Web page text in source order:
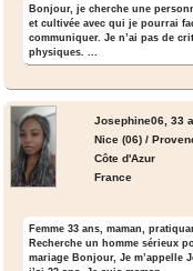
Bonjour, je cherche une
et cultivée avec qui je pourrai
communiquer. Je n’ai pas de
physiques. ...
Josephine06, 33
Nice (06) /
Côte d'Azur
France
Femme 33 ans, maman,
Recherche un homme sérieux
mariage Bonjour, Je m’appelle